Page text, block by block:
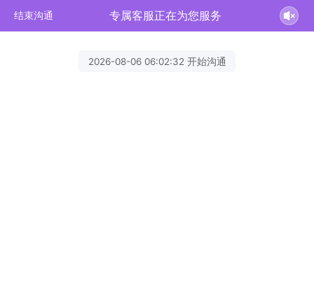
结束沟通 专属客服正在为您服务
2026-08-06 06:02:32 开始沟通